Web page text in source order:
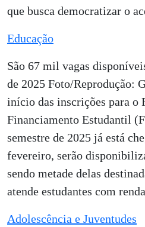
que busca democratizar o
Educação
São 67 mil vagas
de 2025 Foto/Reprodução:
início das inscrições para o
Financiamento Estudantil
semestre de 2025 já está
fevereiro, serão
sendo metade delas
atende estudantes com
Adolescência e Juventudes